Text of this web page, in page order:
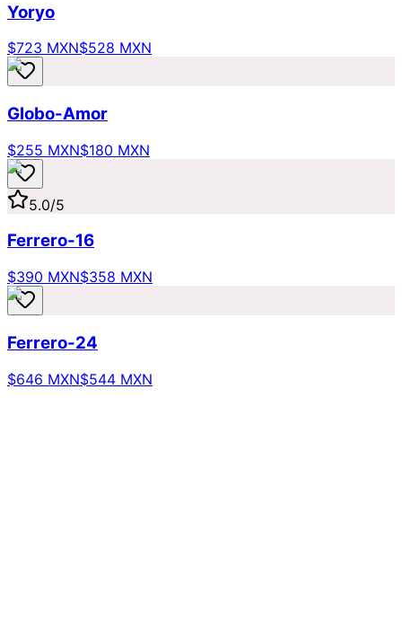
Yoryo
$723 MXN$528 MXN
Globo-Amor
$255 MXN$180 MXN
5.0/5
Ferrero-16
$390 MXN$358 MXN
Ferrero-24
$646 MXN$544 MXN